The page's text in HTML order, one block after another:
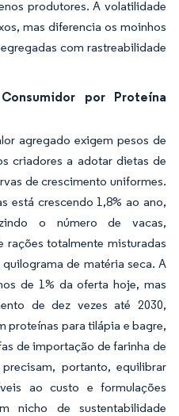
produtores. A volatilidade
mas diferencia os moinhos
com rastreabilidade
por Proteína
agregado exigem pesos de
criadores a adotar dietas de
de crescimento uniformes.
está crescendo 1,8% ao ano,
o número de vacas,
rações totalmente misturadas
de matéria seca. A
de 1% da oferta hoje, mas
de dez vezes até 2030,
proteínas para tilápia e bagre,
de importação de farinha de
portanto, equilibrar
ao custo e formulações
nicho de sustentabilidade